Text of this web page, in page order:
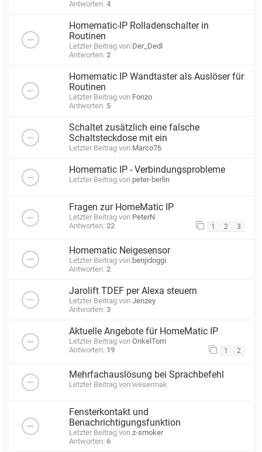
Antworten: 4
Homematic-IP Rolladenschalter in
Routinen
Letzter Beitrag von Der_Dedl
Antworten: 2
Homematic IP Wandtaster als Auslöser für
Routinen
Letzter Beitrag von Fonzo
Antworten: 5
Schaltet zusätzlich eine falsche
Schaltsteckdose mit ein
Letzter Beitrag von Marco76
Homematic IP - Verbindungsprobleme
Letzter Beitrag von peter-berlin
Fragen zur HomeMatic IP
Letzter Beitrag von PeterN
Antworten: 22 1 2 3
Homematic Neigesensor
Letzter Beitrag von benjidoggi
Antworten: 2
Jarolift TDEF per Alexa steuern
Letzter Beitrag von Jenzey
Antworten: 3
Aktuelle Angebote für HomeMatic IP
Letzter Beitrag von OnkelTom
Antworten: 19 1 2
Mehrfachauslösung bei Sprachbefehl
Letzter Beitrag von wesermak
Fensterkontakt und
Benachrichtigungsfunktion
Letzter Beitrag von z-smoker
Antworten: 6